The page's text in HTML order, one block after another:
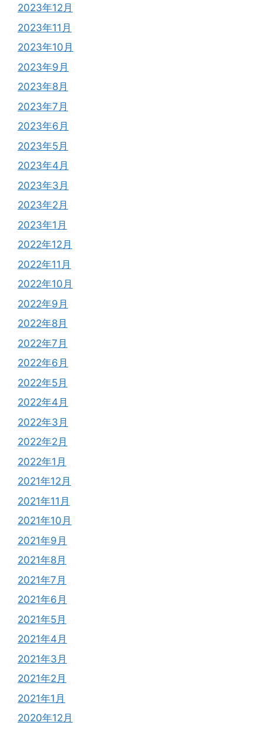
2023年12月
2023年11月
2023年10月
2023年9月
2023年8月
2023年7月
2023年6月
2023年5月
2023年4月
2023年3月
2023年2月
2023年1月
2022年12月
2022年11月
2022年10月
2022年9月
2022年8月
2022年7月
2022年6月
2022年5月
2022年4月
2022年3月
2022年2月
2022年1月
2021年12月
2021年11月
2021年10月
2021年9月
2021年8月
2021年7月
2021年6月
2021年5月
2021年4月
2021年3月
2021年2月
2021年1月
2020年12月